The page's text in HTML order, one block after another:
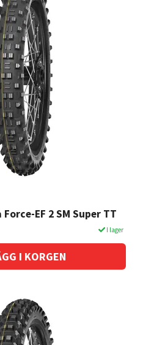
EF 2 SM Super TT
I lager